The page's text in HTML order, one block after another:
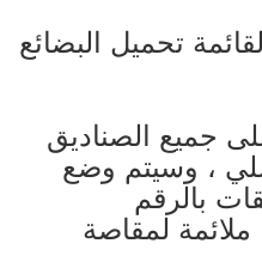
تحميل البضائع
جميع الصناديق
، وسيتم وضع
بالرقم
لمقاصة